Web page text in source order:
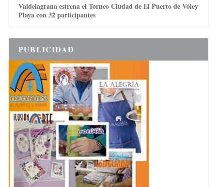
Valdelagrana estrena el Torneo Ciudad de El Puerto de Vóley
Playa con 32 participantes
PUBLICIDAD